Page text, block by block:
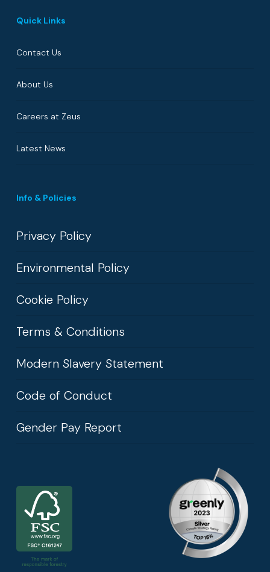
Quick Links
Contact Us
About Us
Careers at Zeus
Latest News
Info & Policies
Privacy Policy
Environmental Policy
Cookie Policy
Terms & Conditions
Modern Slavery Statement
Code of Conduct
Gender Pay Report